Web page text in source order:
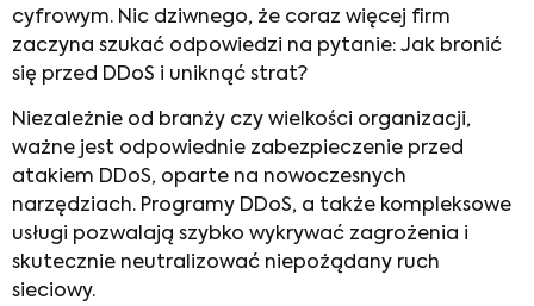
cyfrowym. Nic dziwnego, że coraz więcej firm
zaczyna szukać odpowiedzi na pytanie: Jak bronić
się przed DDoS i uniknąć strat?
Niezależnie od branży czy wielkości organizacji,
ważne jest odpowiednie zabezpieczenie przed
atakiem DDoS, oparte na nowoczesnych
narzędziach. Programy DDoS, a także kompleksowe
usługi pozwalają szybko wykrywać zagrożenia i
skutecznie neutralizować niepożądany ruch
sieciowy.